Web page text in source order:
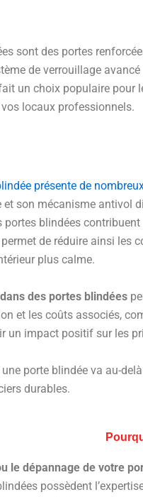
sont des portes
de verrouillage
un choix populaire pour
locaux professionnels.
présente de
et son mécanisme antivol
portes blindées
permet de réduire ainsi les
plus calme.
des portes blindées
et les coûts associés,
un impact positif sur les
une porte blindée va au-
durables.
le dépannage de votre
possèdent